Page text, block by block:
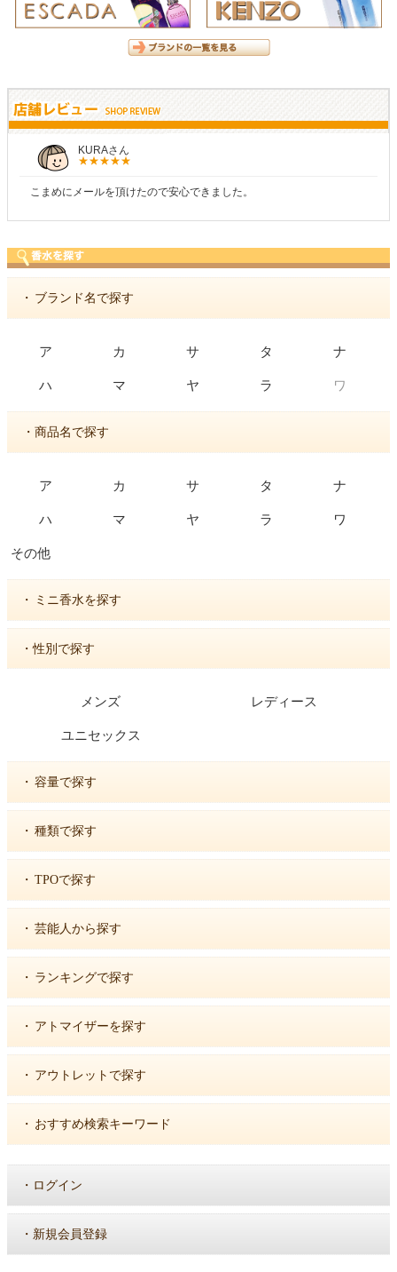
KURAさん
こまめにメールを頂けたので安心できました。
・ ブランド名で探す
ア カ サ タ ナ
ハ マ ヤ ラ ワ
・商品名で探す
ア カ サ タ ナ
ハ マ ヤ ラ ワ
その他
・ ミニ香水を探す
・性別で探す
メンズ レディース
ユニセックス
・ 容量で探す
・ 種類で探す
・ TPOで探す
・ 芸能人から探す
・ ランキングで探す
・ アトマイザーを探す
・ アウトレットで探す
・ おすすめ検索キーワード
・ ログイン
・ 新規会員登録